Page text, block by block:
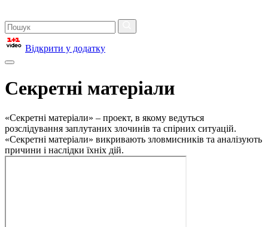
Відкрити у додатку
Секретні матеріали
«Секретні матеріали» – проект, в якому ведуться
розслідування заплутаних злочинів та спірних ситуацій.
«Секретні матеріали» викривають зловмисників та аналізують
причини і наслідки їхніх дій.